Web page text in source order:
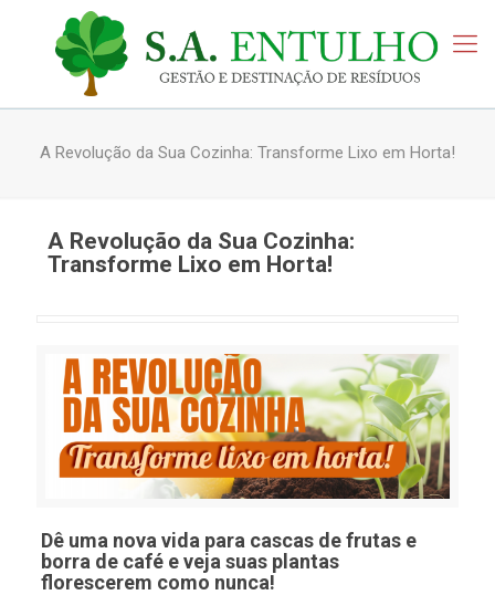
A Revolução da Sua Cozinha: Transforme Lixo em Horta!
A Revolução da Sua Cozinha:
Transforme Lixo em Horta!
Dê uma nova vida para cascas de frutas e
borra de café e veja suas plantas
florescerem como nunca!